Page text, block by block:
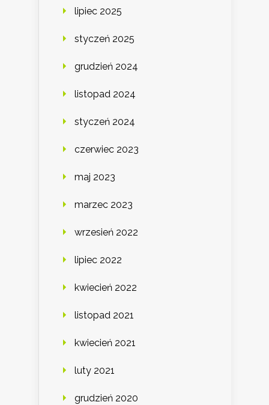
lipiec 2025
styczeń 2025
grudzień 2024
listopad 2024
styczeń 2024
czerwiec 2023
maj 2023
marzec 2023
wrzesień 2022
lipiec 2022
kwiecień 2022
listopad 2021
kwiecień 2021
luty 2021
grudzień 2020